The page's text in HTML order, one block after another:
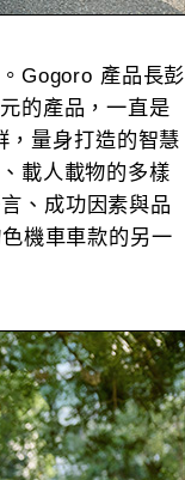
Gogoro 產品長彭
的產品，一直是
，量身打造的智慧
載人載物的多樣
、成功因素與品
機車車款的另一